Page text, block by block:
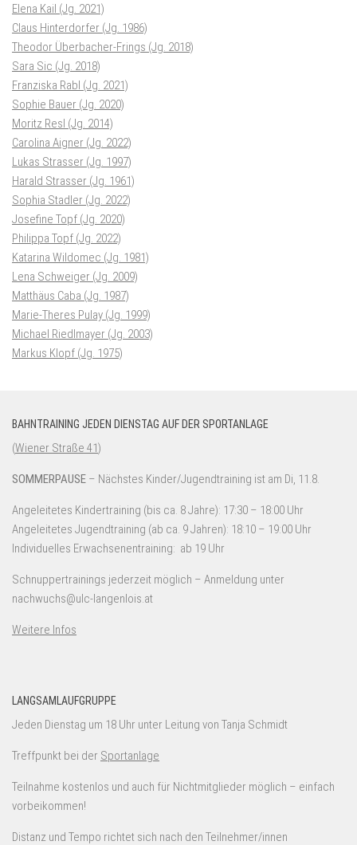
Elena Kail (Jg. 2021)
Claus Hinterdorfer (Jg. 1986)
Theodor Überbacher-Frings (Jg. 2018)
Sara Sic (Jg. 2018)
Franziska Rabl (Jg. 2021)
Sophie Bauer (Jg. 2020)
Moritz Resl (Jg. 2014)
Carolina Aigner (Jg. 2022)
Lukas Strasser (Jg. 1997)
Harald Strasser (Jg. 1961)
Sophia Stadler (Jg. 2022)
Josefine Topf (Jg. 2020)
Philippa Topf (Jg. 2022)
Katarina Wildomec (Jg. 1981)
Lena Schweiger (Jg. 2009)
Matthäus Caba (Jg. 1987)
Marie-Theres Pulay (Jg. 1999)
Michael Riedlmayer (Jg. 2003)
Markus Klopf (Jg. 1975)
BAHNTRAINING JEDEN DIENSTAG AUF DER SPORTANLAGE
(Wiener Straße 41)
SOMMERPAUSE – Nächstes Kinder/Jugendtraining ist am Di, 11.8.
Angeleitetes Kindertraining (bis ca. 8 Jahre): 17:30 – 18:00 Uhr
Angeleitetes Jugendtraining (ab ca. 9 Jahren): 18:10 – 19:00 Uhr
Individuelles Erwachsenentraining: ab 19 Uhr
Schnuppertrainings jederzeit möglich – Anmeldung unter
nachwuchs@ulc-langenlois.at
Weitere Infos
LANGSAMLAUFGRUPPE
Jeden Dienstag um 18 Uhr unter Leitung von Tanja Schmidt
Treffpunkt bei der Sportanlage
Teilnahme kostenlos und auch für Nichtmitglieder möglich – einfach
vorbeikommen!
Distanz und Tempo richtet sich nach den Teilnehmer/innen